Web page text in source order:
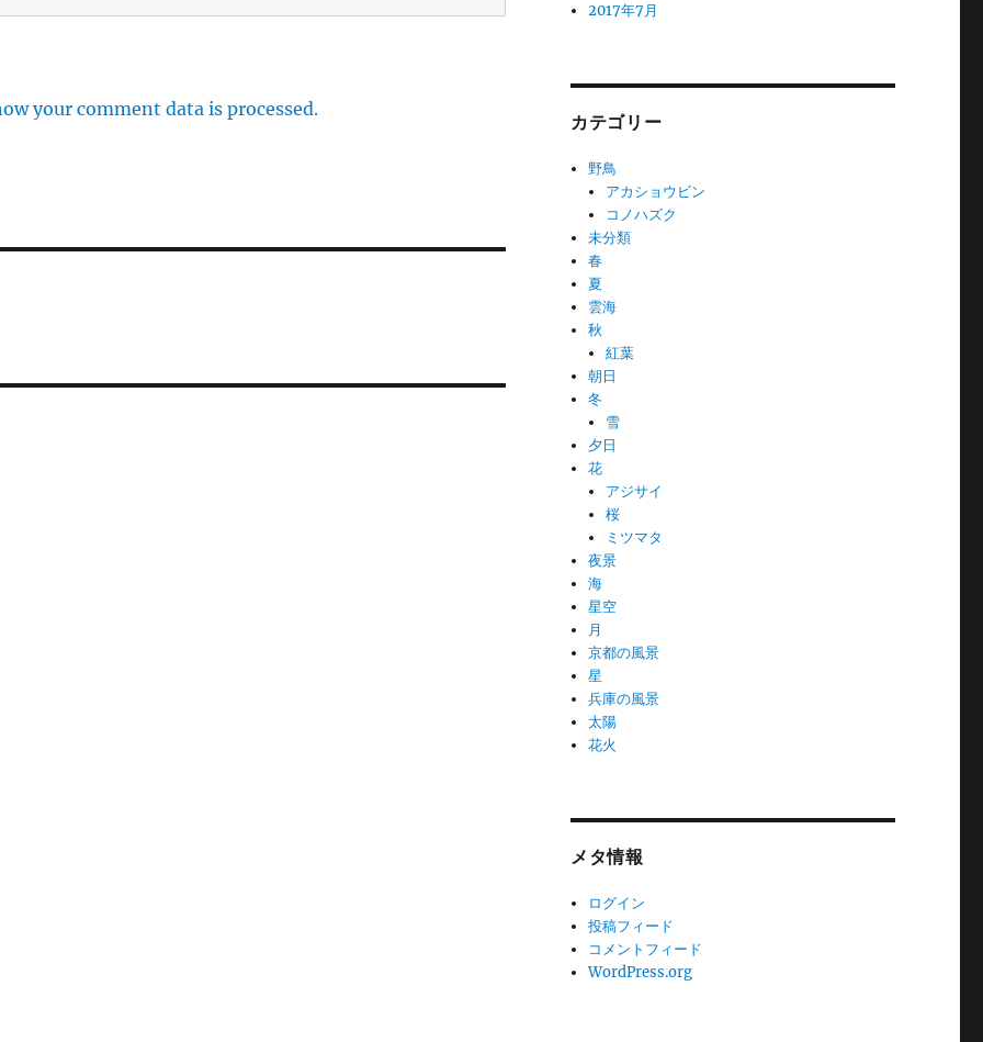
your comment data is processed.
2017年7月
カテゴリー
野鳥
アカショウビン
コノハズク
未分類
春
夏
雲海
秋
紅葉
朝日
冬
雪
夕日
花
アジサイ
桜
ミツマタ
夜景
海
星空
月
京都の風景
星
兵庫の風景
太陽
花火
メタ情報
ログイン
投稿フィード
コメントフィード
WordPress.org